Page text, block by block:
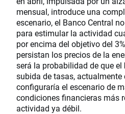
mensual, introduce una
escenario, el Banco Central
para estimular la actividad
por encima del objetivo del
persistan los precios de la
será la probabilidad de que el
subida de tasas, actualmente
configuraría el escenario de
condiciones financieras más
actividad ya débil.